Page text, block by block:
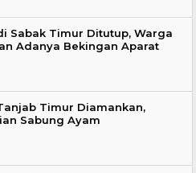
Sabak Timur Ditutup, Warga
Adanya Bekingan Aparat
Timur Diamankan,
Sabung Ayam